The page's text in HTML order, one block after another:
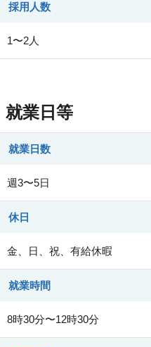
採用人数
1〜2人
就業日等
就業日数
週3〜5日
休日
金、日、祝、有給休暇
就業時間
8時30分〜12時30分